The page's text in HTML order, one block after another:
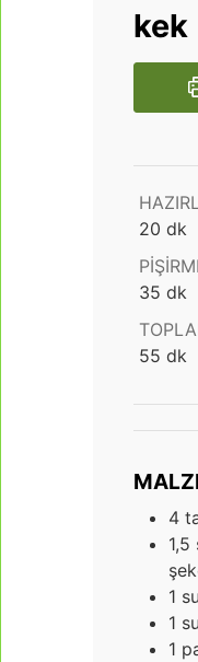
kek
20 dk
35 dk
55 dk
4
1,5
1
1
1